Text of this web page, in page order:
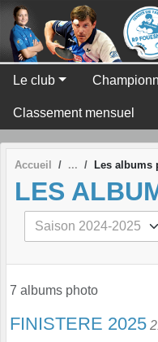
Le club
Classement mensuel
Accueil Les albums
LES
7 albums photo
FINISTERE 2025
Panneau de gestion des